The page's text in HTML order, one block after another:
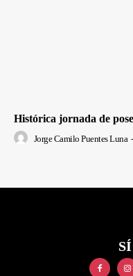
Histórica jornada de
Jorge Camilo Puentes Luna -